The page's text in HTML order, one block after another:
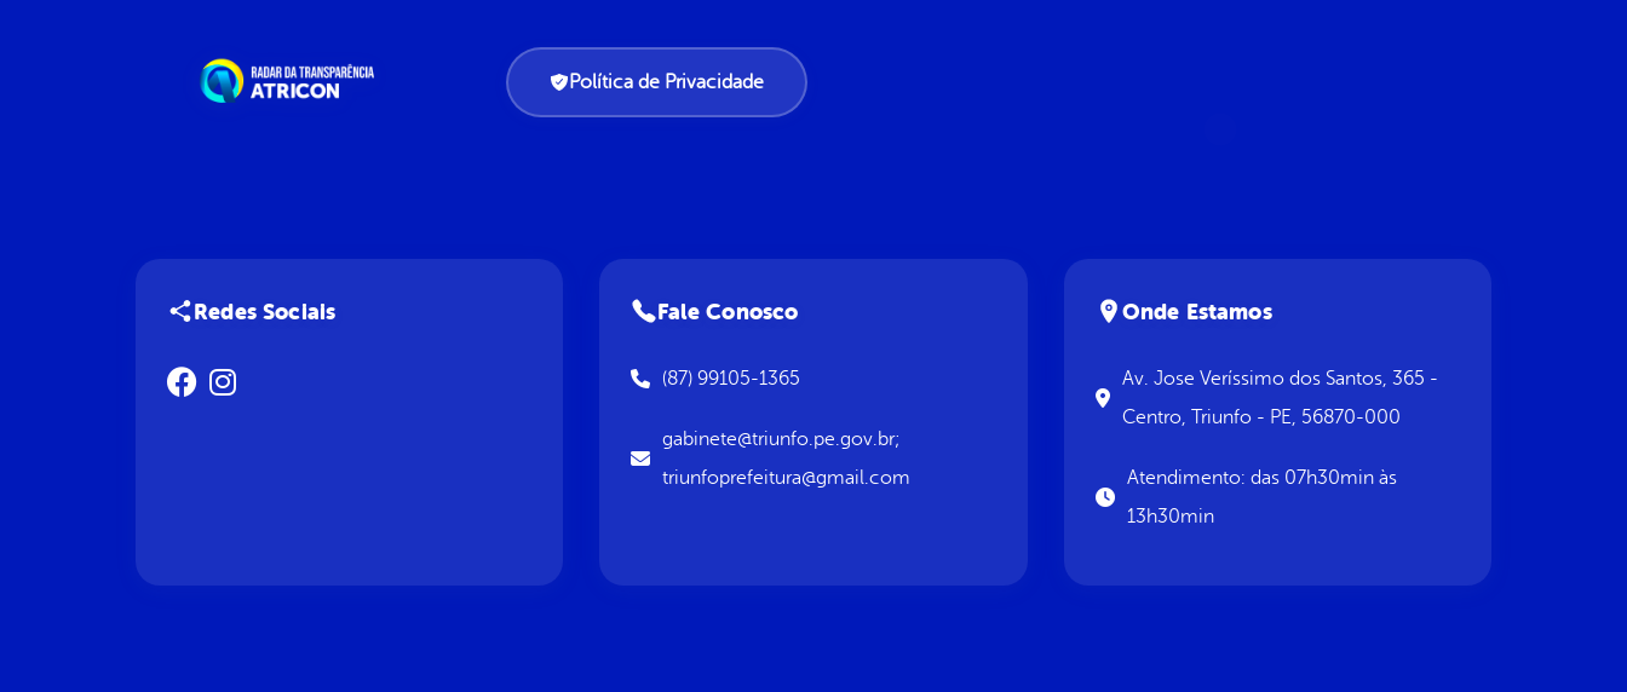
Política de Privacidade
Redes Sociais Fale Conosco
(87) 99105-1365
gabinete@triunfo.pe.gov.br;
triunfoprefeitura@gmail.com
Onde Estamos
Av. Jose Veríssimo dos Santos, 365 -
Centro, Triunfo - PE, 56870-000
Atendimento: das 07h30min às
13h30min